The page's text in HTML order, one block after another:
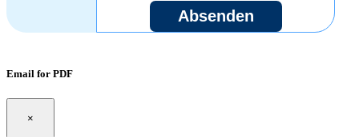
Absenden
Email for PDF
×